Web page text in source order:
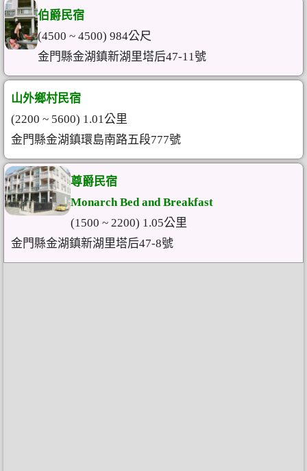
伯爵民宿
(4500 ~ 4500) 984公尺
金門縣金湖鎮新湖里塔后47-11號
山外鄉村民宿
(2200 ~ 5600) 1.01公里
金門縣金湖鎮環島南路五段777號
尊爵民宿
Monarch Bed and Breakfast
(1500 ~ 2200) 1.05公里
金門縣金湖鎮新湖里塔后47-8號